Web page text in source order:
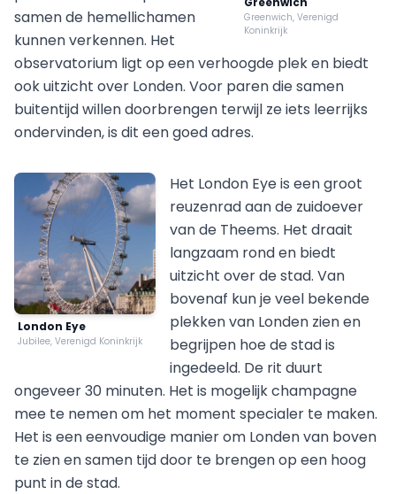
Greenwich, Verenigd
Koninkrijk
samen de hemellichamen
kunnen verkennen. Het
observatorium ligt op een verhoogde plek en biedt
ook uitzicht over Londen. Voor paren die samen
buitentijd willen doorbrengen terwijl ze iets leerrijks
ondervinden, is dit een goed adres.
London Eye
Jubilee, Verenigd Koninkrijk
Het London Eye is een groot
reuzenrad aan de zuidoever
van de Theems. Het draait
langzaam rond en biedt
uitzicht over de stad. Van
bovenaf kun je veel bekende
plekken van Londen zien en
begrijpen hoe de stad is
ingedeeld. De rit duurt
ongeveer 30 minuten. Het is mogelijk champagne
mee te nemen om het moment specialer te maken.
Het is een eenvoudige manier om Londen van boven
te zien en samen tijd door te brengen op een hoog
punt in de stad.